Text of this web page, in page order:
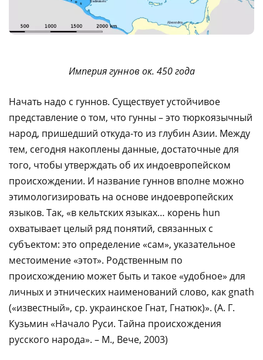
Империя гуннов ок. 450 года
Начать надо с гуннов. Существует устойчивое
представление о том, что гунны – это тюркоязычный
народ, пришедший откуда-то из глубин Азии. Между
тем, сегодня накоплены данные, достаточные для
того, чтобы утверждать об их индоевропейском
происхождении. И название гуннов вполне можно
этимологизировать на основе индоевропейских
языков. Так, «в кельтских языках… корень hun
охватывает целый ряд понятий, связанных с
субъектом: это определение «сам», указательное
местоимение «этот». Родственным по
происхождению может быть и такое «удобное» для
личных и этнических наименований слово, как gnath
(«известный», ср. украинское Гнат, Гнатюк)». (А. Г.
Кузьмин «Начало Руси. Тайна происхождения
русского народа». – М., Вече, 2003)